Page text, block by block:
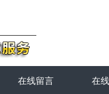
在线留言 在